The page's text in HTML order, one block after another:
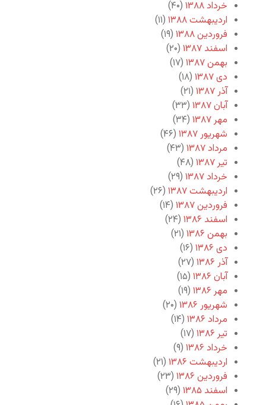
خرداد ۱۳۸۸
(۴۰)
اردیبهشت ۱۳۸۸
(۱۱)
فروردین ۱۳۸۸
(۱۹)
اسفند ۱۳۸۷
(۲۰)
بهمن ۱۳۸۷
(۱۷)
دی ۱۳۸۷
(۱۸)
آذر ۱۳۸۷
(۲۱)
آبان ۱۳۸۷
(۳۳)
مهر ۱۳۸۷
(۳۴)
شهریور ۱۳۸۷
(۴۶)
مرداد ۱۳۸۷
(۴۳)
تیر ۱۳۸۷
(۴۸)
خرداد ۱۳۸۷
(۲۹)
اردیبهشت ۱۳۸۷
(۲۶)
فروردین ۱۳۸۷
(۱۴)
اسفند ۱۳۸۶
(۲۴)
بهمن ۱۳۸۶
(۲۱)
دی ۱۳۸۶
(۱۶)
آذر ۱۳۸۶
(۲۷)
آبان ۱۳۸۶
(۱۵)
مهر ۱۳۸۶
(۱۹)
شهریور ۱۳۸۶
(۲۰)
مرداد ۱۳۸۶
(۱۴)
تیر ۱۳۸۶
(۱۷)
خرداد ۱۳۸۶
(۹)
اردیبهشت ۱۳۸۶
(۲۱)
فروردین ۱۳۸۶
(۲۳)
اسفند ۱۳۸۵
(۲۹)